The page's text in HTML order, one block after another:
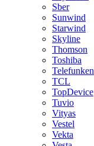
Sber
Sunwind
Starwind
Skyline
Thomson
Toshiba
Telefunken
TCL
TopDevice
Tuvio
Vityas
Vestel
Vekta